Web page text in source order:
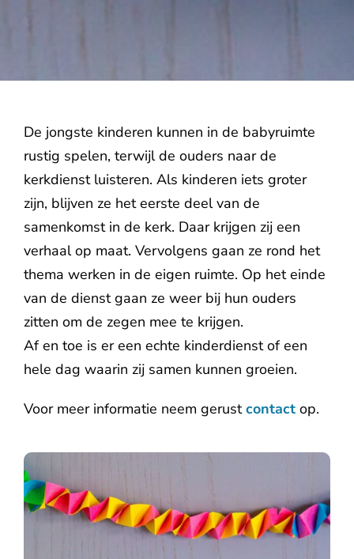
De jongste kinderen kunnen in de babyruimte
rustig spelen, terwijl de ouders naar de
kerkdienst luisteren. Als kinderen iets groter
zijn, blijven ze het eerste deel van de
samenkomst in de kerk. Daar krijgen zij een
verhaal op maat. Vervolgens gaan ze rond het
thema werken in de eigen ruimte. Op het einde
van de dienst gaan ze weer bij hun ouders
zitten om de zegen mee te krijgen.
Af en toe is er een echte kinderdienst of een
hele dag waarin zij samen kunnen groeien.
Voor meer informatie neem gerustcontactop.